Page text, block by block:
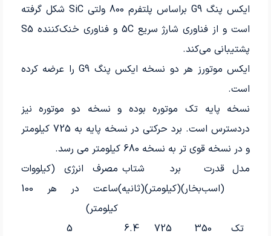
ایکس پنگ G9 براساس پلتفرم 800 ولتی SiC شکل گرفته
است و از فناوری شارژ سریع 5C و فناوری خنک‌کننده S5
پشتیبانی می‌کند.
ایکس موتورز هر دو نسخه ایکس پنگ G9 را عرضه کرده
است.
نسخه پایه تک موتوره بوده و نسخه دو موتوره نیز
دردسترس است. برد حرکتی در نسخه پایه به 725 کیلومتر
و در نسخه قوی تر به نسخه 680 کیلومتر می رسد.
مدل قدرت
(اسب‌بخار)
برد
(کیلومتر)
شتاب
(ثانیه)
مصرف انرژی (کیلووات
ساعت در هر 100
کیلومتر)
تک
350
725
6.4
5